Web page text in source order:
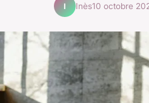
I Inès10 octobre